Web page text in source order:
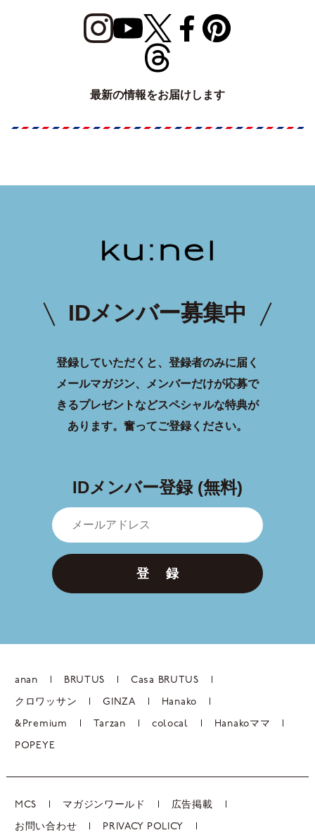
最新の情報をお届けします
IDメンバー募集中
登録していただくと、登録者のみに届く
メールマガジン、メンバーだけが応募で
きるプレゼントなどスペシャルな特典が
あります。 奮ってご登録ください。
IDメンバー登録 (無料)
登 録
anan BRUTUS Casa BRUTUS
クロワッサン GINZA Hanako
&Premium Tarzan colocal Hanakoママ
POPEYE
MCS マガジンワールド 広告掲載
お問い合わせ PRIVACY POLICY